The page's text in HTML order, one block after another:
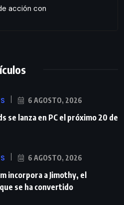
acción con
6 AGOSTO, 2026
se lanza en PC el próximo 20 de
6 AGOSTO, 2026
incorpora a Jimothy, el
se ha convertido